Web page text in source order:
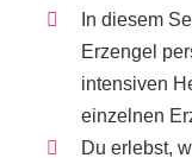
In diesem
Erzengel
intensiven
einzelnen
Du erlebst,